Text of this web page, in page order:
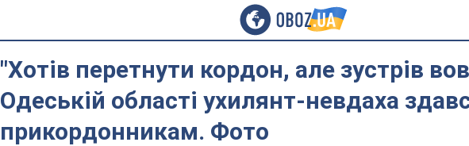
"Хотів перетнути кордон, але зустрів
Одеській області ухилянт-невдаха
прикордонникам. Фото